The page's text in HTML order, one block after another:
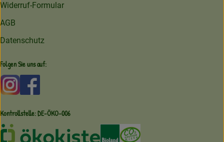
Widerruf-Formular
AGB
Datenschutz
Folgen Sie uns auf:
Externer Link zu https://www.instagram.com/
Kontrollstelle: DE-ÖKO-006
Externer Link zu /ueber-uns/
Externer Link zu /regionale-
Externer Link zu /